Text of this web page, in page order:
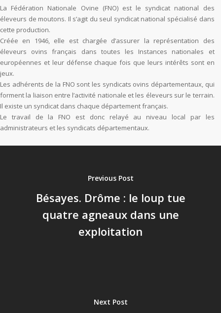
La Fédération Nationale Ovine (FNO) est le syndicat national des
éleveurs de moutons. Il s’agit du seul syndicat national spécialisé dans
cette production.
Créée en 1946, elle est chargée d’assurer la représentation des
éleveurs ovins français dans toutes les Instances nationales et
européennes et leur défense chaque fois que leurs intérêts sont en
jeux.
Les adhérents de la FNO sont les syndicats ovins départementaux, qui
forment la liaison entre l’activité nationale et les éleveurs sur le terrain.
Il existe un syndicat dans chaque département français.
Le travail de la FNO est donc relayé au niveau local par les
administrateurs et les syndicats départementaux.
Previous Post
Bésayes. Drôme : le loup tue
quatre agneaux dans une
exploitation
Next Post